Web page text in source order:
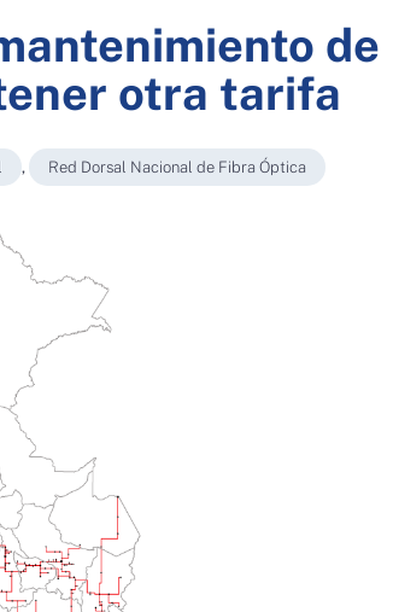
de
otra tarifa
, Red Dorsal Nacional de Fibra Óptica